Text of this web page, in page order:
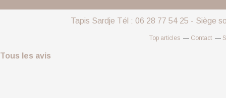
Tapis Sardje Tél : 06 28 77 54 25 - Siège
Top articles Contact
Tous les avis